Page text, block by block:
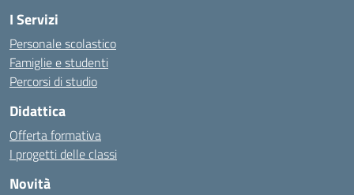
I Servizi
Personale scolastico
Famiglie e studenti
Percorsi di studio
Didattica
Offerta formativa
I progetti delle classi
Novità